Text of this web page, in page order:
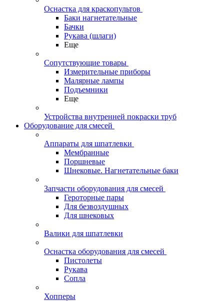
Оснастка для краскопультов
Баки нагнетательные
Бачки
Рукава (шлаги)
Еще
Сопутствующие товары
Измерительные приборы
Малярные лампы
Подъемники
Еще
Устройства внутренней покраски труб
Оборудование для смесей
Аппараты для шпатлевки
Мембранные
Поршневые
Шнековые. Нагнетательные баки
Запчасти оборудования для смесей
Героторные пары
Для безвоздушных
Для шнековых
Валики для шпатлевки
Оснастка оборудования для смесей
Пистолеты
Рукава
Сопла
Хопперы